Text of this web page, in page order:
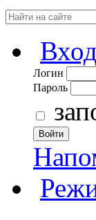
Логин
Пароль
Войти